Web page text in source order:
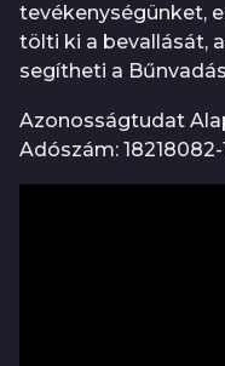
tevékenységünket,
tölti ki a bevallását,
segítheti a
Azonosságtudat
Adószám: 18218082-